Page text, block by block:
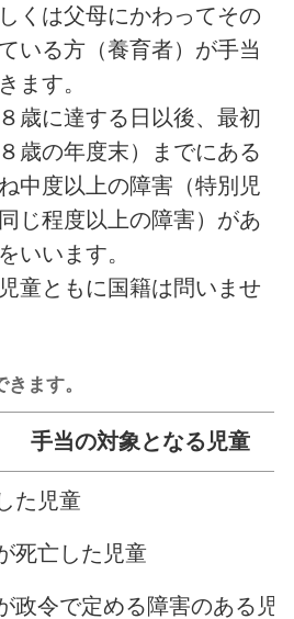
くは父母にかわってその
いる方（養育者）が手当
ます。
歳に達する日以後、最初
歳の年度末）までにある
中度以上の障害（特別児
じ程度以上の障害）があ
いいます。
童ともに国籍は問いませ
ます。
手当の対象となる児童
た児童
死亡した児童
政令で定める障害のある児